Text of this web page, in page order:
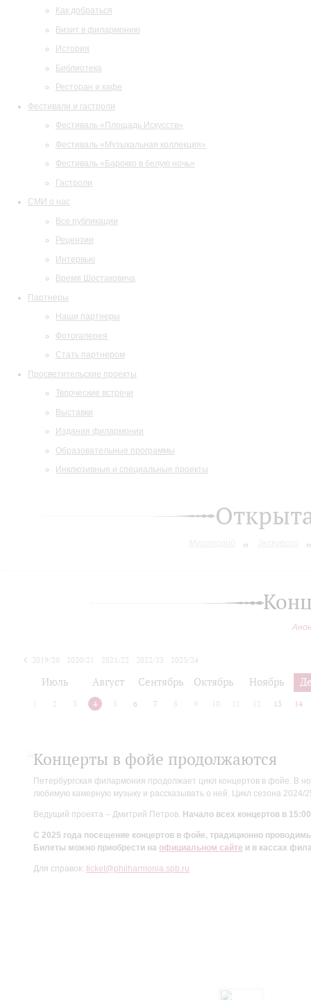
Как добраться
Визит в филармонию
История
Библиотека
Ресторан и кафе
Фестивали и гастроли
Фестиваль «Площадь Искусств»
Фестиваль «Музыкальная коллекция»
Фестиваль «Барокко в белую ночь»
Гастроли
СМИ о нас
Все публикации
Рецензии
Интервью
Время Шостаковича
Партнеры
Наши партнеры
Фотогалерея
Стать партнером
Просветительские проекты
Творческие встречи
Выставки
Издания филармонии
Образовательные программы
Инклюзивные и специальные проекты
2019/20 2020/21 2021/22 2022/23
2023/24
Июль Август Сентябрь Октябрь Ноябрь
2 3 4 5 6 7 8 9 10 12 13 14
Концерты в фойе продолжаются
Петербургская филармония продолжает цикл концертов в фойе. В
любимую камерную музыку и рассказывать о ней. Цикл сезона
Ведущий проекта – Дмитрий Петров. Начало всех концертов в
С 2025 года посещение концертов в фойе, традиционно
Билеты можно приобрести на официальном сайте и в кассах
Для справок: ticket@philharmonia.spb.ru